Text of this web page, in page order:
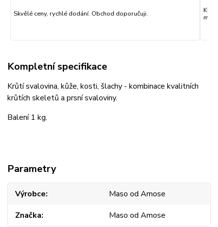
Skvělé ceny, rychlé dodání. Obchod doporučuji.
Kompletní specifikace
Krůtí svalovina, kůže, kosti, šlachy - kombinace kvalitních
krůtích skeletů a prsní svaloviny.
Balení 1 kg.
Parametry
Výrobce
Maso od Amose
Značka
Maso od Amose